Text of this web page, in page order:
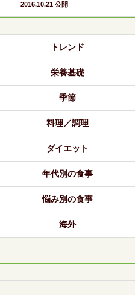
2016.10.21 公開
トレンド
栄養基礎
季節
料理／調理
ダイエット
年代別の食事
悩み別の食事
海外